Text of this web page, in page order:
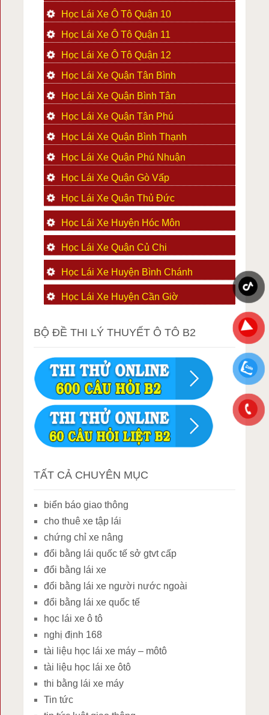
Học Lái Xe Ô Tô Quận 10
Học Lái Xe Ô Tô Quận 11
Học Lái Xe Ô Tô Quận 12
Học Lái Xe Quận Tân Bình
Học Lái Xe Quận Bình Tân
Học Lái Xe Quận Tân Phú
Học Lái Xe Quận Bình Thạnh
Học Lái Xe Quận Phú Nhuận
Học Lái Xe Quận Gò Vấp
Học Lái Xe Quận Thủ Đức
Học Lái Xe Huyện Hóc Môn
Học Lái Xe Quận Củ Chi
Học Lái Xe Huyện Bình Chánh
Học Lái Xe Huyện Cần Giờ
BỘ ĐỀ THI LÝ THUYẾT Ô TÔ B2
TẤT CẢ CHUYÊN MỤC
biển báo giao thông
cho thuê xe tập lái
chứng chỉ xe nâng
đổi bằng lái quốc tế sở gtvt cấp
đổi bằng lái xe
đổi bằng lái xe người nước ngoài
đổi bằng lái xe quốc tế
học lái xe ô tô
nghị định 168
tài liệu học lái xe máy – môtô
tài liệu học lái xe ôtô
thi bằng lái xe máy
Tin tức